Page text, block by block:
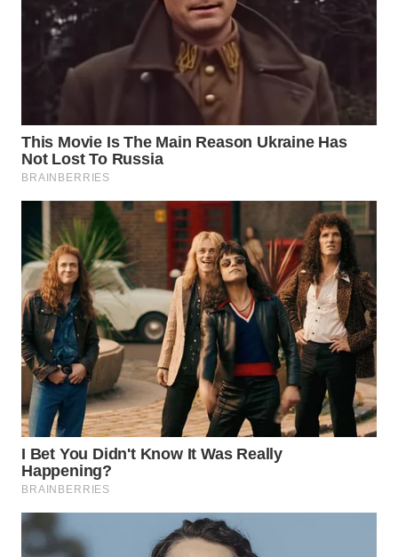
NATUNA
WN
BINTAN
WN
MANDALIKA
WN
LABUANBAJO
WN
BORNEO
Wahana
Media
Group
WAHANA
NEWS
WAHANA
TANI